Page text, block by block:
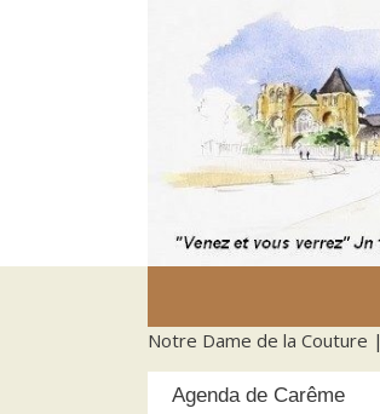
Notre Dame de la Couture |
Agenda de Carême